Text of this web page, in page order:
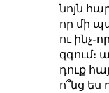
նոյն
որ մի
ու
զգում։
դուք
ո՞նց